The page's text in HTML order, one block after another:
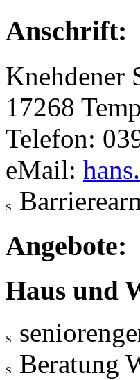
Anschrift:
Knehdener
17268
Telefon:
eMail:
Angebote:
Haus und
Beratung